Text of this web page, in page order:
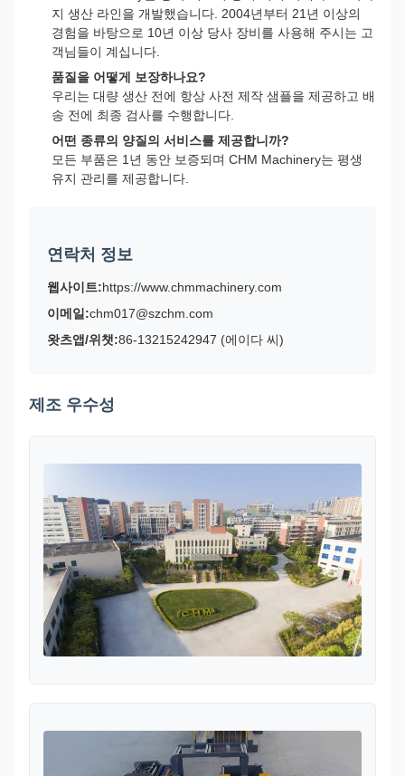
지 생산 라인을 개발했습니다. 2004년부터 21년 이상의
경험을 바탕으로 10년 이상 당사 장비를 사용해 주시는 고
객님들이 계십니다.
품질을 어떻게 보장하나요?
우리는 대량 생산 전에 항상 사전 제작 샘플을 제공하고 배
송 전에 최종 검사를 수행합니다.
어떤 종류의 양질의 서비스를 제공합니까?
모든 부품은 1년 동안 보증되며 CHM Machinery는 평생
유지 관리를 제공합니다.
연락처 정보
웹사이트:https://www.chmmachinery.com
이메일:chm017@szchm.com
왓츠앱/위챗:86-13215242947 (에이다 씨)
제조 우수성